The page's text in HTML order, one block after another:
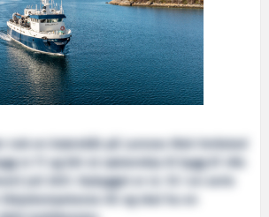
nok en brønnbåt på Larsnes Mek Verksted
nr 71 og blir et søsterskip til bygg 67 «Ro
juli 2021. Nybygget er nr. 10 i en serie
AS og skal ha en